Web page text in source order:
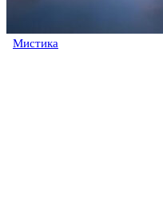
Мистика